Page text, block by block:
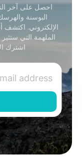
احصل على آخر
البوسنة
الإلكتروني.
الملهمة التي
اشترك